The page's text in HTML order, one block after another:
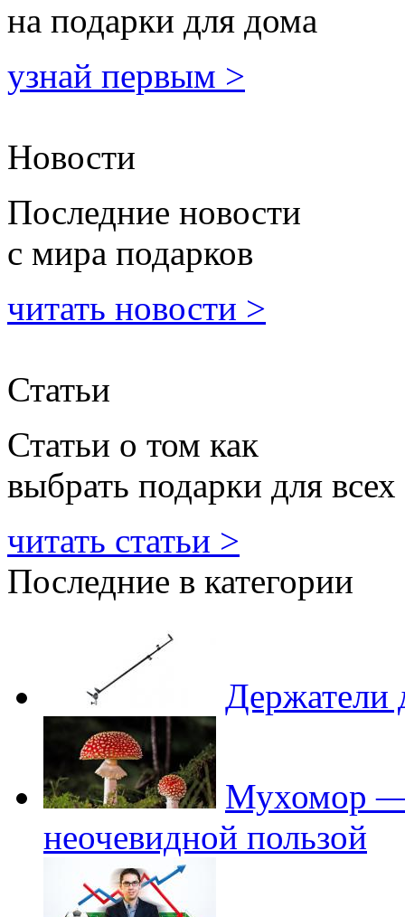
на подарки для дома
узнай первым >
Новости
Последние новости
с мира подарков
читать новости >
Статьи
Статьи о том как
выбрать подарки для всех
читать статьи >
Последние в категории
Держатели
Мухомор —
неочевидной пользой